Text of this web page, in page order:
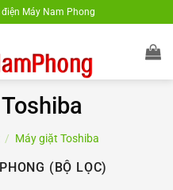
Máy Nam Phong
/ Máy giặt Toshiba
(BỘ LỌC)